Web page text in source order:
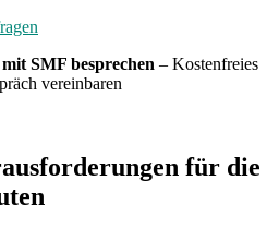
SMF besprechen – Kostenfreies
vereinbaren
für die